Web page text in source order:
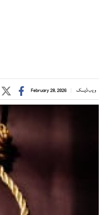
ویب ڈیسک February 28, 2026